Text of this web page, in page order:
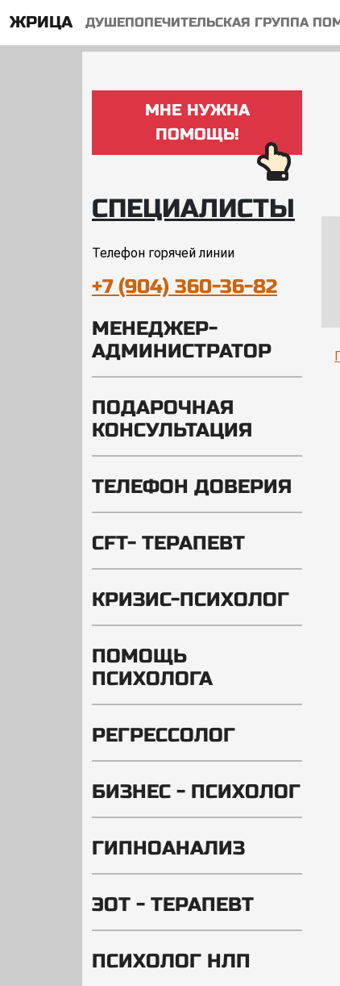
ЖРИЦА ДУШЕПОПЕЧИТЕЛЬСКАЯ ГРУППА
МНЕ НУЖНА
ПОМОЩЬ!
СПЕЦИАЛИСТЫ
Телефон горячей линии
+7 (904) 360-36-82
МЕНЕДЖЕР-
АДМИНИСТРАТОР
ПОДАРОЧНАЯ
КОНСУЛЬТАЦИЯ
ТЕЛЕФОН ДОВЕРИЯ
CFT- ТЕРАПЕВТ
КРИЗИС-ПСИХОЛОГ
ПОМОЩЬ
ПСИХОЛОГА
РЕГРЕССОЛОГ
БИЗНЕС - ПСИХОЛОГ
ГИПНОАНАЛИЗ
ЭОТ - ТЕРАПЕВТ
ПСИХОЛОГ НЛП